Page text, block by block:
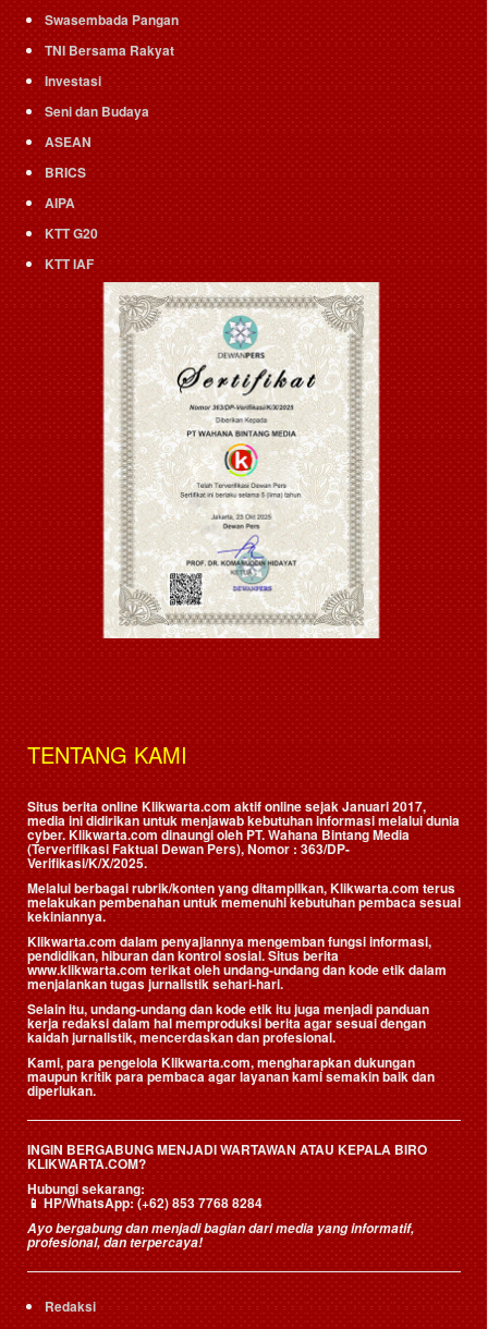
Swasembada Pangan
TNI Bersama Rakyat
Investasi
Seni dan Budaya
ASEAN
BRICS
AIPA
KTT G20
KTT IAF
TENTANG KAMI
Situs berita online Klikwarta.com aktif online sejak Januari 2017,
media ini didirikan untuk menjawab kebutuhan informasi melalui dunia
cyber. Klikwarta.com dinaungi oleh PT. Wahana Bintang Media
(Terverifikasi Faktual Dewan Pers), Nomor : 363/DP-
Verifikasi/K/X/2025.
Melalui berbagai rubrik/konten yang ditampilkan, Klikwarta.com terus
melakukan pembenahan untuk memenuhi kebutuhan pembaca sesuai
kekiniannya.
Klikwarta.com dalam penyajiannya mengemban fungsi informasi,
pendidikan, hiburan dan kontrol sosial. Situs berita
www.klikwarta.com terikat oleh undang-undang dan kode etik dalam
menjalankan tugas jurnalistik sehari-hari.
Selain itu, undang-undang dan kode etik itu juga menjadi panduan
kerja redaksi dalam hal memproduksi berita agar sesuai dengan
kaidah jurnalistik, mencerdaskan dan profesional.
Kami, para pengelola Klikwarta.com, mengharapkan dukungan
maupun kritik para pembaca agar layanan kami semakin baik dan
diperlukan.
INGIN BERGABUNG MENJADI WARTAWAN ATAU KEPALA BIRO
KLIKWARTA.COM?
Hubungi sekarang:
📱HP/WhatsApp:(+62) 853 7768 8284
Ayo bergabung dan menjadi bagian dari media yang informatif,
profesional, dan terpercaya!
Redaksi